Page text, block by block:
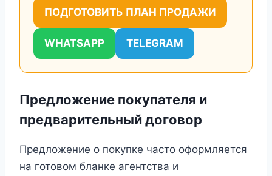
ПОДГОТОВИТЬ ПЛАН ПРОДАЖИ
WHATSAPP TELEGRAM
Предложение покупателя и
предварительный договор
Предложение о покупке часто оформляется
на готовом бланке агентства и